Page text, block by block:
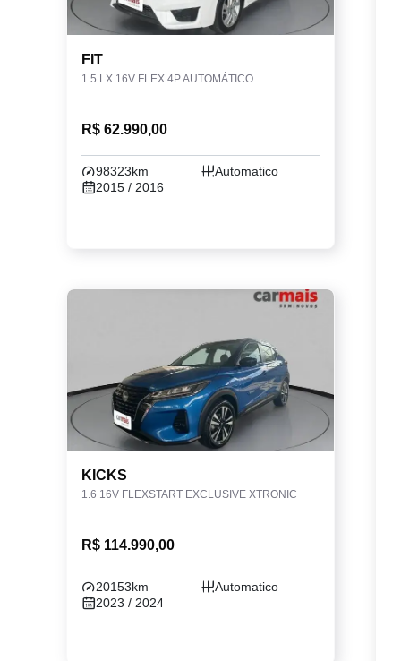
FIT
1.5 LX 16V FLEX 4P AUTOMÁTICO
R$ 62.990,00
98323km
Automatico
2015 / 2016
KICKS
1.6 16V FLEXSTART EXCLUSIVE XTRONIC
R$ 114.990,00
20153km
Automatico
2023 / 2024